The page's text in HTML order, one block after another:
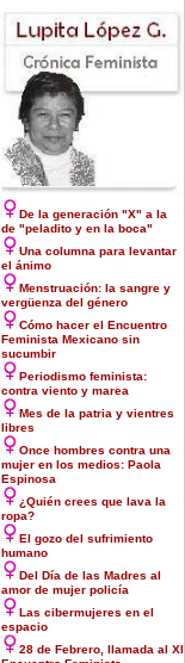
De la generación "X" a la
de "peladito y en la boca"
Una columna para levantar
el ánimo
Menstruación: la sangre y
vergüenza del género
Cómo hacer el Encuentro
Feminista Mexicano sin
sucumbir
Periodismo feminista:
contra viento y marea
Mes de la patria y vientres
libres
Once hombres contra una
mujer en los medios: Paola
Espinosa
¿Quién crees que lava la
ropa?
El gozo del sufrimiento
humano
Del Día de las Madres al
amor de mujer policía
Las cibermujeres en el
espacio
28 de Febrero, llamada al XI